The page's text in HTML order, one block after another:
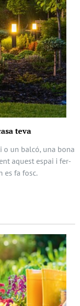
teva
o un balcó, una bona
aquest espai i fer-
es fa fosc.